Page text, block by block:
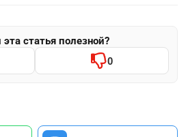
статья полезной?
0